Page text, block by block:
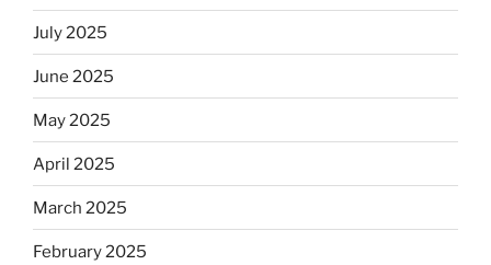
July 2025
June 2025
May 2025
April 2025
March 2025
February 2025